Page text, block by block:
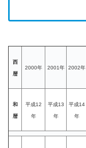
西
暦
2000年 2001年 2002年
和
暦
平成12
年
平成13
年
平成14
年